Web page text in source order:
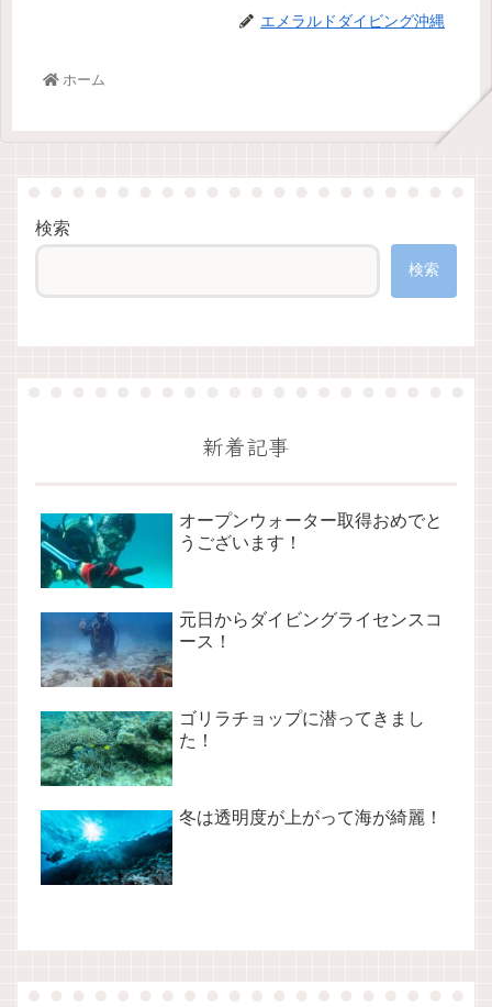
エメラルドダイビング沖縄
ホーム
検索
検索
新着記事
オープンウォーター取得おめでと
うございます！
元日からダイビングライセンスコ
ース！
ゴリラチョップに潜ってきまし
た！
冬は透明度が上がって海が綺麗！